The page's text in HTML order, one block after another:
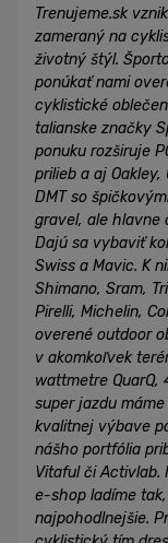
Trenujeme.sk
zameraný na
životný štýl.
ponúkať nami
cyklistické
talianske značky
ponuku rozširuje
prilieb a aj
DMT so
gravel, ale hlavne
Dajú sa vybaviť
Swiss a Mavic. K
Shimano, Sram,
Pirelli, Michelin,
overené outdoor
v akomkoľvek
wattmetre QuarQ,
super jazdu
kvalitnej výbave
nášho portfólia
Vitaful či Activlab.
e-shop ladíme
najpohodlnejšie.